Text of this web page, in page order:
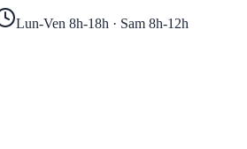
Lun-Ven 8h-18h · Sam 8h-12h